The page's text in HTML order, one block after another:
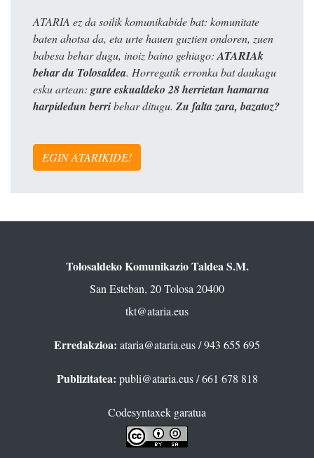
ATARIA ez da soilik komunikabide bat: komunitate
baten ahotsa da, eta urte hauen guztien ondoren, zuen
babesa behar dugu, inoiz baino gehiago:ATARIAk
behar du Tolosaldea. Horregatik erronka bat daukagu
esku artean: gure eskualdeko 28 herrietan hamarna
harpidedun berribehar ditugu. Zu falta zara, bazatoz?
EGIN ATARIKIDE!
Tolosaldeko Komunikazio Taldea S.M.
San Esteban, 20 Tolosa 20400
tkt@ataria.eus
Erredakzioa: ataria@ataria.eus/ 943 655 695
Publizitatea: publi@ataria.eus/ 661 678 818
Codesyntaxek garatua